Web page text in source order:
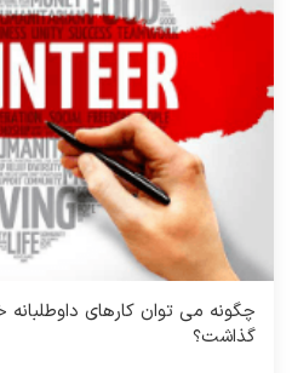
چگونه می توان کارهای
گذاشت؟